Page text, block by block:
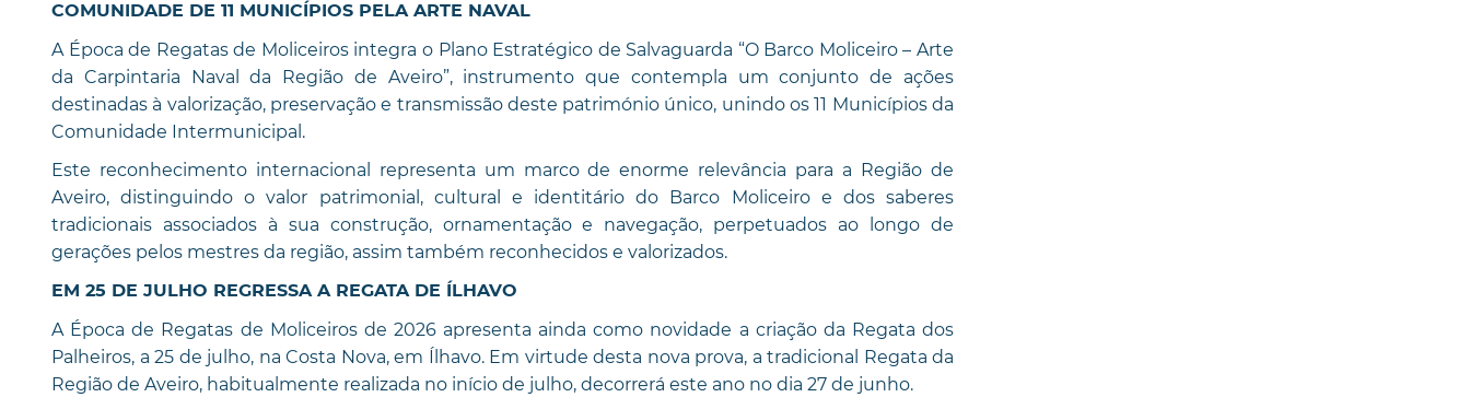
COMUNIDADE DE 11 MUNICÍPIOS PELA ARTE NAVAL
A Época de Regatas de Moliceiros integra o Plano Estratégico de Salvaguarda “O Barco Moliceiro – Arte
da Carpintaria Naval da Região de Aveiro”, instrumento que contempla um conjunto de ações
destinadas à valorização, preservação e transmissão deste património único, unindo os 11 Municípios da
Comunidade Intermunicipal.
Este reconhecimento internacional representa um marco de enorme relevância para a Região de
Aveiro, distinguindo o valor patrimonial, cultural e identitário do Barco Moliceiro e dos saberes
tradicionais associados à sua construção, ornamentação e navegação, perpetuados ao longo de
gerações pelos mestres da região, assim também reconhecidos e valorizados.
EM 25 DE JULHO REGRESSA A REGATA DE ÍLHAVO
A Época de Regatas de Moliceiros de 2026 apresenta ainda como novidade a criação da Regata dos
Palheiros, a 25 de julho, na Costa Nova, em Ílhavo. Em virtude desta nova prova, a tradicional Regata da
Região de Aveiro, habitualmente realizada no início de julho, decorrerá este ano no dia 27 de junho.